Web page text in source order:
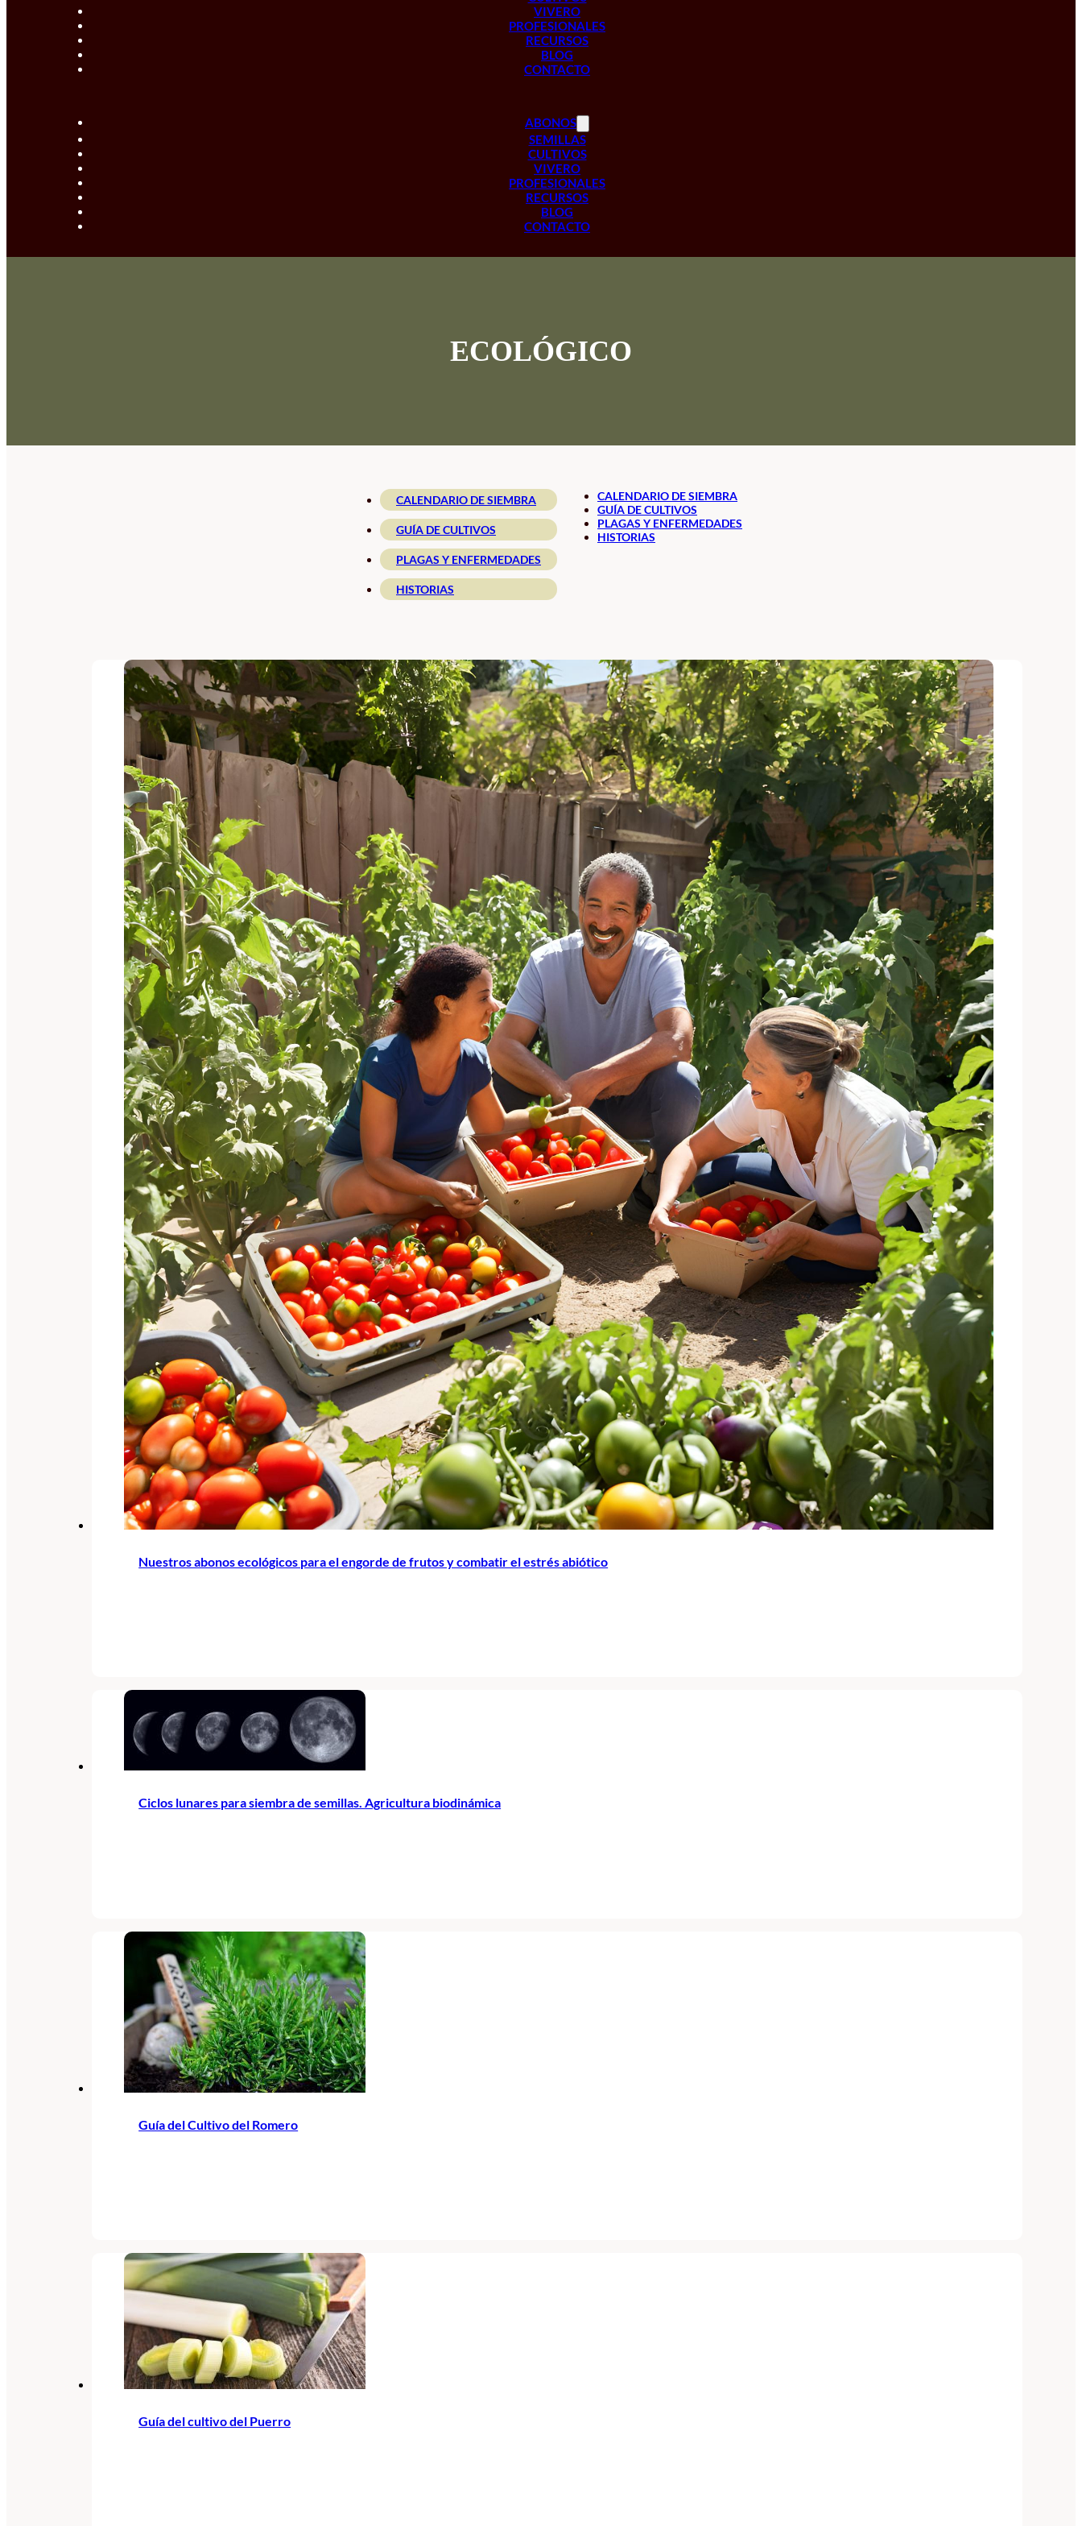
VIVERO
PROFESIONALES
RECURSOS
BLOG
CONTACTO
ABONOS
SEMILLAS
CULTIVOS
VIVERO
PROFESIONALES
RECURSOS
BLOG
CONTACTO
ECOLÓGICO
CALENDARIO DE SIEMBRA
GUÍA DE CULTIVOS
PLAGAS Y ENFERMEDADES
HISTORIAS
CALENDARIO DE SIEMBRA
GUÍA DE CULTIVOS
PLAGAS Y ENFERMEDADES
HISTORIAS
Nuestros abonos ecológicos para el engorde de frutos y combatir el estrés abiótico
Ciclos lunares para siembra de semillas. Agricultura biodinámica
Guía del Cultivo del Romero
Guía del cultivo del Puerro